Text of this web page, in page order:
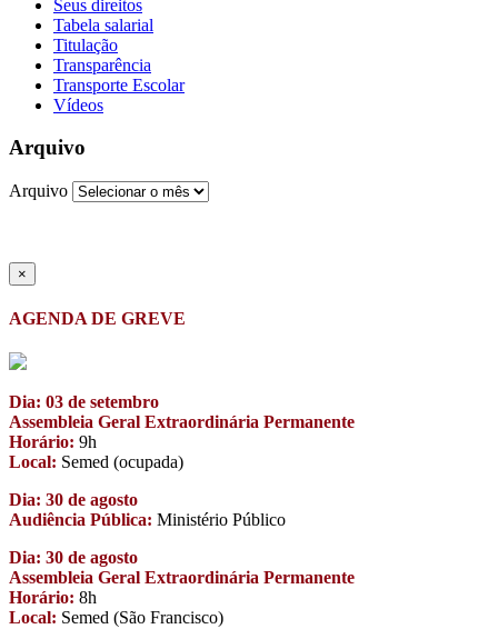
Seus direitos
Tabela salarial
Titulação
Transparência
Transporte Escolar
Vídeos
Arquivo
Arquivo
×
AGENDA DE GREVE
Dia: 03 de setembro
Assembleia Geral Extraordinária Permanente
Horário: 9h
Local: Semed (ocupada)
Dia: 30 de agosto
Audiência Pública: Ministério Público
Dia: 30 de agosto
Assembleia Geral Extraordinária Permanente
Horário: 8h
Local: Semed (São Francisco)